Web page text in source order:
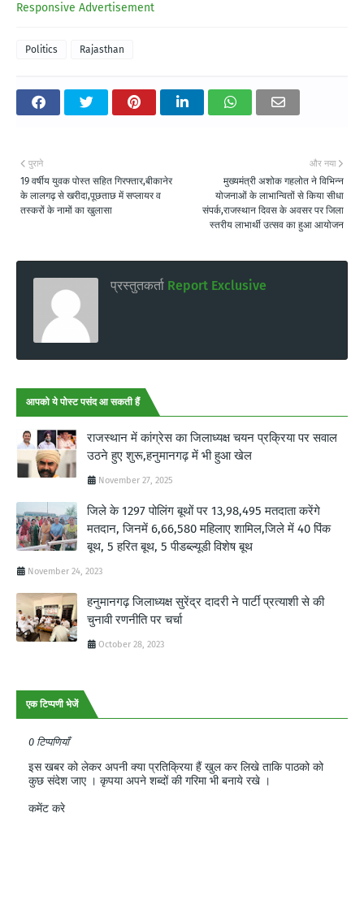
Responsive Advertisement
Politics Rajasthan
और नया
मुख्यमंत्री अशोक गहलोत ने विभिन्न
योजनाओं के लाभान्वितों से किया सीधा
संपर्क,राजस्थान दिवस के अवसर पर जिला
स्तरीय लाभार्थी उत्सव का हुआ आयोजन
पुराने
19 वर्षीय युवक पोस्त सहित गिरफ्तार,बीकानेर
के लालगढ़ से खरीदा,पूछताछ में सप्लायर व
तस्करों के नामों का खुलासा
प्रस्तुतकर्ता Report Exclusive
आपको ये पोस्ट पसंद आ सकती हैं
राजस्थान में कांग्रेस का जिलाध्यक्ष चयन प्रक्रिया पर सवाल
उठने हुए शुरू,हनुमानगढ़ में भी हुआ खेल
November 27, 2025
जिले के 1297 पोलिंग बूथों पर 13,98,495 मतदाता करेंगे
मतदान, जिनमें 6,66,580 महिलाए शामिल,जिले में 40 पिंक
बूथ, 5 हरित बूथ, 5 पीडब्ल्यूडी विशेष बूथ
November 24, 2023
हनुमानगढ़ जिलाध्यक्ष सुरेंद्र दादरी ने पार्टी प्रत्याशी से की
चुनावी रणनीति पर चर्चा
October 28, 2023
एक टिप्पणी भेजें
0 टिप्पणियाँ
इस खबर को लेकर अपनी क्या प्रतिक्रिया हैं खुल कर लिखे ताकि पाठको को
कुछ संदेश जाए । कृपया अपने शब्दों की गरिमा भी बनाये रखे ।
कमेंट करे